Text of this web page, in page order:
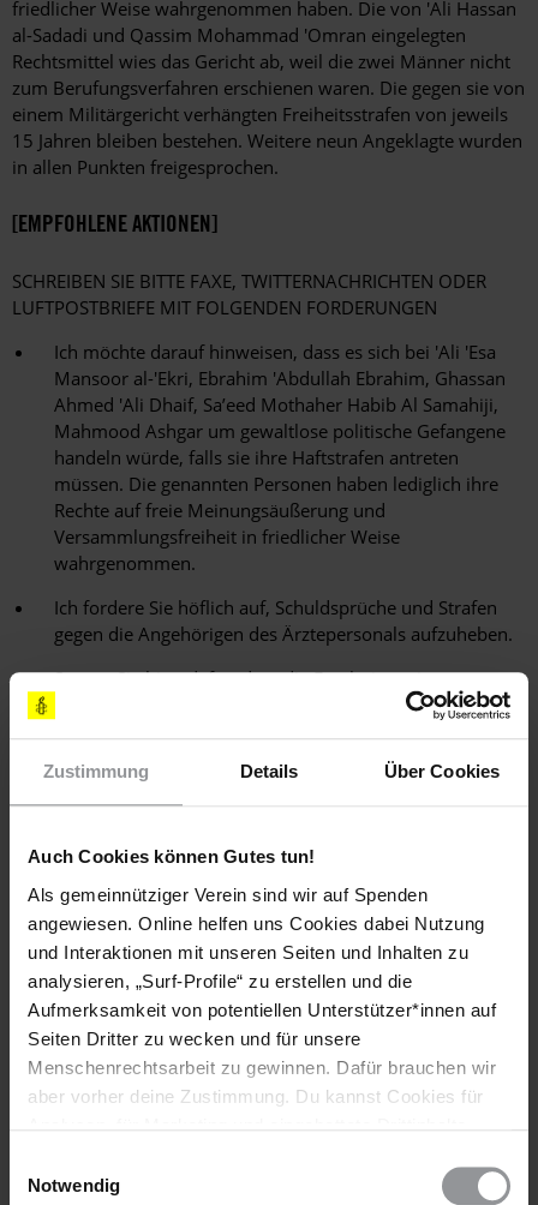
Zustimmung Details Über Cookies
Auch Cookies können Gutes tun!
Als gemeinnütziger Verein sind wir auf Spenden
angewiesen. Online helfen uns Cookies dabei Nutzung
und Interaktionen mit unseren Seiten und Inhalten zu
analysieren, „Surf-Profile“ zu erstellen und die
Aufmerksamkeit von potentiellen Unterstützer*innen auf
Seiten Dritter zu wecken und für unsere
Menschenrechtsarbeit zu gewinnen. Dafür brauchen wir
aber vorher deine Zustimmung. Du kannst Cookies für
wieder ändern. Diesen Banner kannst Du über den Link
Notwendig
friedlicher Weise wahrgenommen haben. Die von 'Ali Hassan
al-Sadadi und Qassim Mohammad 'Omran eingelegten
Rechtsmittel wies das Gericht ab, weil die zwei Männer nicht
zum Berufungsverfahren erschienen waren. Die gegen sie von
einem Militärgericht verhängten Freiheitsstrafen von jeweils
15 Jahren bleiben bestehen. Weitere neun Angeklagte wurden
in allen Punkten freigesprochen.
[EMPFOHLENE AKTIONEN]
SCHREIBEN SIE BITTE FAXE, TWITTERNACHRICHTEN ODER
LUFTPOSTBRIEFE MIT FOLGENDEN FORDERUNGEN
Ich möchte darauf hinweisen, dass es sich bei 'Ali 'Esa
Mansoor al-'Ekri, Ebrahim 'Abdullah Ebrahim, Ghassan
Ahmed 'Ali Dhaif, Sa’eed Mothaher Habib Al Samahiji,
Mahmood Ashgar um gewaltlose politische Gefangene
handeln würde, falls sie ihre Haftstrafen antreten
müssen. Die genannten Personen haben lediglich ihre
Rechte auf freie Meinungsäußerung und
Versammlungsfreiheit in friedlicher Weise
wahrgenommen.
Ich fordere Sie höflich auf, Schuldsprüche und Strafen
gegen die Angehörigen des Ärztepersonals aufzuheben.
Sorgen Sie bitte dafür, dass die Ergebnisse einer
etwaigen unabhängigen Untersuchung der von den
Misshandlungsvorwürfe öffentlich gemacht und die für
Übergriffe Verantwortlichen vor Gericht gestellt werden.
[APPELLE AN]
KÖNIG
Shaikh Hamad bin 'Issa Al Khalifa
Office of His Majesty the King
P.O. Box 555, Rifa’a Palace, al-Manama, BAHRAIN
(korrekte Anrede: Your Majesty / Majestät)
Fax: (00 973) 1766 4587
INNENMINISTER
Shaikh Rashid bin ’Abdullah al Khalifa
Fax: (00 973) 17523 2661